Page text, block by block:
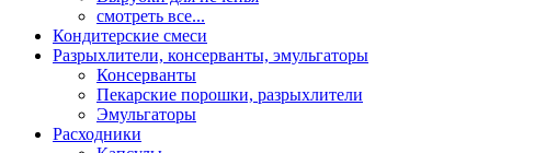
смотреть все...
Кондитерские смеси
Разрыхлители, консерванты, эмульгаторы
Консерванты
Пекарские порошки, разрыхлители
Эмульгаторы
Расходники